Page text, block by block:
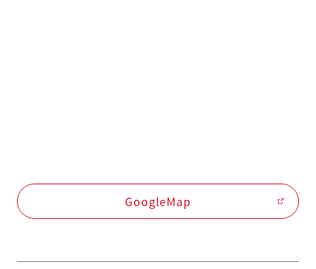
GoogleMap